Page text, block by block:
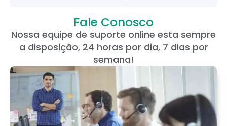
Fale Conosco
Nossa equipe de suporte online esta sempre
a disposição, 24 horas por dia, 7 dias por
semana!